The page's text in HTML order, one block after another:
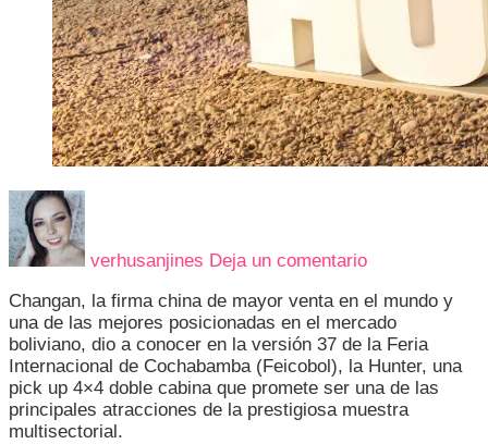
verhusanjines Deja un comentarioPODER
LA
NEW
HUNTER,
LA
PRIMERA
PICK
Changan, la firma china de mayor venta en el mundo y
una de las mejores posicionadas en el mercado
boliviano, dio a conocer en la versión 37 de la Feria
Internacional de Cochabamba (Feicobol), la Hunter, una
pick up 4×4 doble cabina que promete ser una de las
principales atracciones de la prestigiosa muestra
multisectorial.